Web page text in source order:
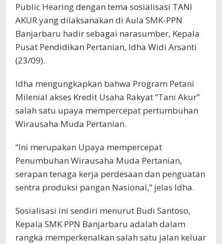
Public Hearing dengan tema sosialisasi TANI
AKUR yang dilaksanakan di Aula SMK-PPN
Banjarbaru hadir sebagai narasumber, Kepala
Pusat Pendidikan Pertanian, Idha Widi Arsanti
(23/09).
Idha mengungkapkan bahwa Program Petani
Milenial akses Kredit Usaha Rakyat “Tani Akur”
salah satu upaya mempercepat pertumbuhan
Wirausaha Muda Pertanian.
“Ini merupakan Upaya mempercepat
Penumbuhan Wirausaha Muda Pertanian,
serapan tenaga kerja perdesaan dan penguatan
sentra produksi pangan Nasional,” jelas Idha.
Sosialisasi ini sendiri menurut Budi Santoso,
Kepala SMK PPN Banjarbaru adalah dalam
rangka memperkenalkan salah satu jalan keluar